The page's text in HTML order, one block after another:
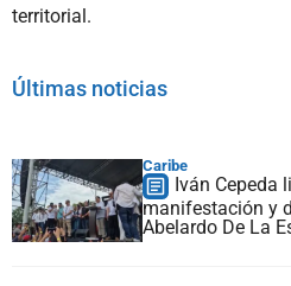
territorial.
Últimas noticias
Caribe
Iván Cepeda
manifestación y
Abelardo De La